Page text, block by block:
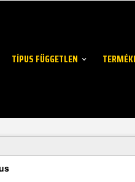
TÍPUS FÜGGETLEN